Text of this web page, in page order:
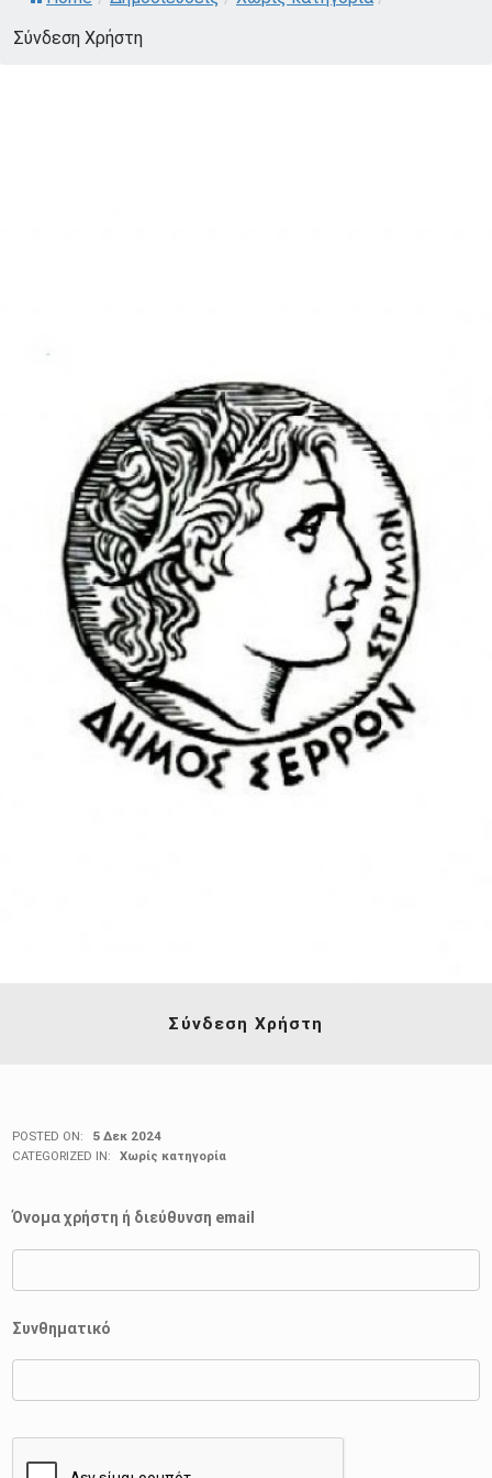
Σύνδεση Χρήστη
Σύνδεση Χρήστη
POSTED ON:
5 Δεκ 2024
CATEGORIZED IN:
Χωρίς κατηγορία
Όνομα χρήστη ή διεύθυνση email
Συνθηματικό